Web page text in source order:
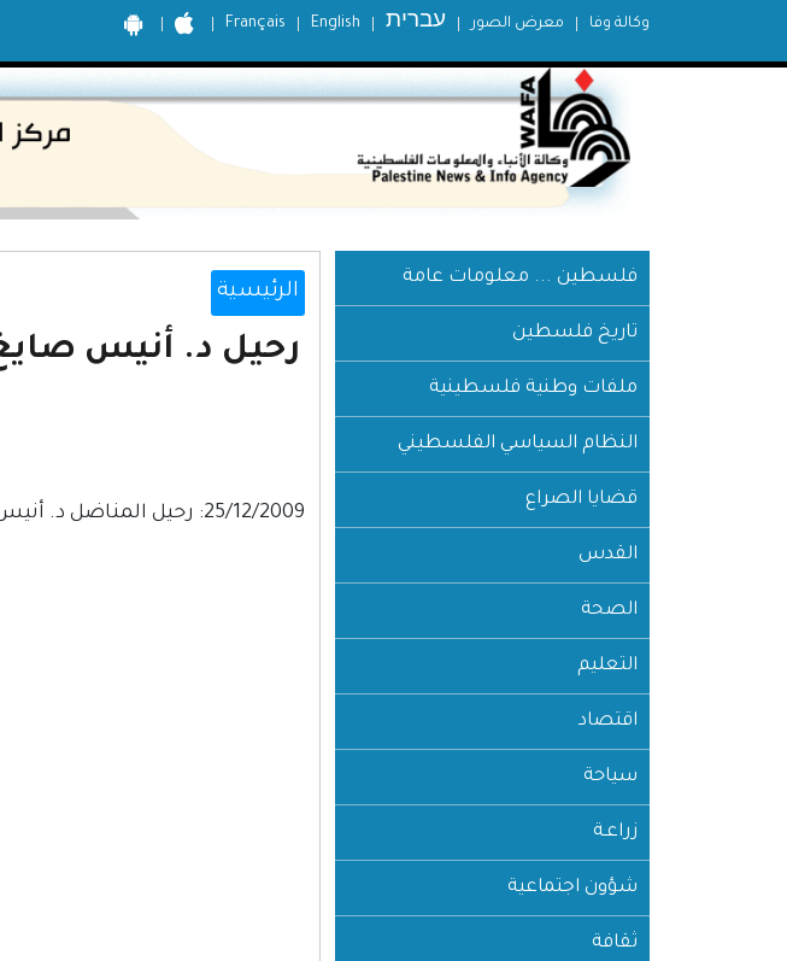
Français English עברית معرض الصور وكالة وفا
فلسطين ... معلومات عامة
تاريخ فلسطين
ملفات وطنية فلسطينية
النظام السياسي الفلسطيني
قضايا الصراع
القدس
الصحة
التعليم
اقتصاد
سياحة
زراعـة
شؤون اجتماعية
ثقافة
الرئيسية
رحيل د. أنيس صايغ
25/12/2009: رحيل المناضل د. أنيس صايغ مدير مركز الأبحاث والدراسات الفلسطينية.